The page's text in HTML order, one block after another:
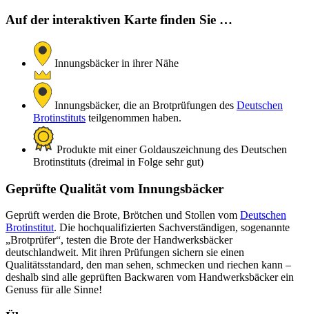
Auf der interaktiven Karte finden Sie …
Innungsbäcker in ihrer Nähe
Innungsbäcker, die an Brotprüfungen des Deutschen
Brotinstituts teilgenommen haben.
Produkte mit einer Goldauszeichnung des Deutschen
Brotinstituts (dreimal in Folge sehr gut)
Geprüfte Qualität vom Innungsbäcker
Geprüft werden die Brote, Brötchen und Stollen vom Deutschen
Brotinstitut. Die hochqualifizierten Sachverständigen, sogenannte
„Brotprüfer“, testen die Brote der Handwerksbäcker
deutschlandweit. Mit ihren Prüfungen sichern sie einen
Qualitätsstandard, den man sehen, schmecken und riechen kann –
deshalb sind alle geprüften Backwaren vom Handwerksbäcker ein
Genuss für alle Sinne!